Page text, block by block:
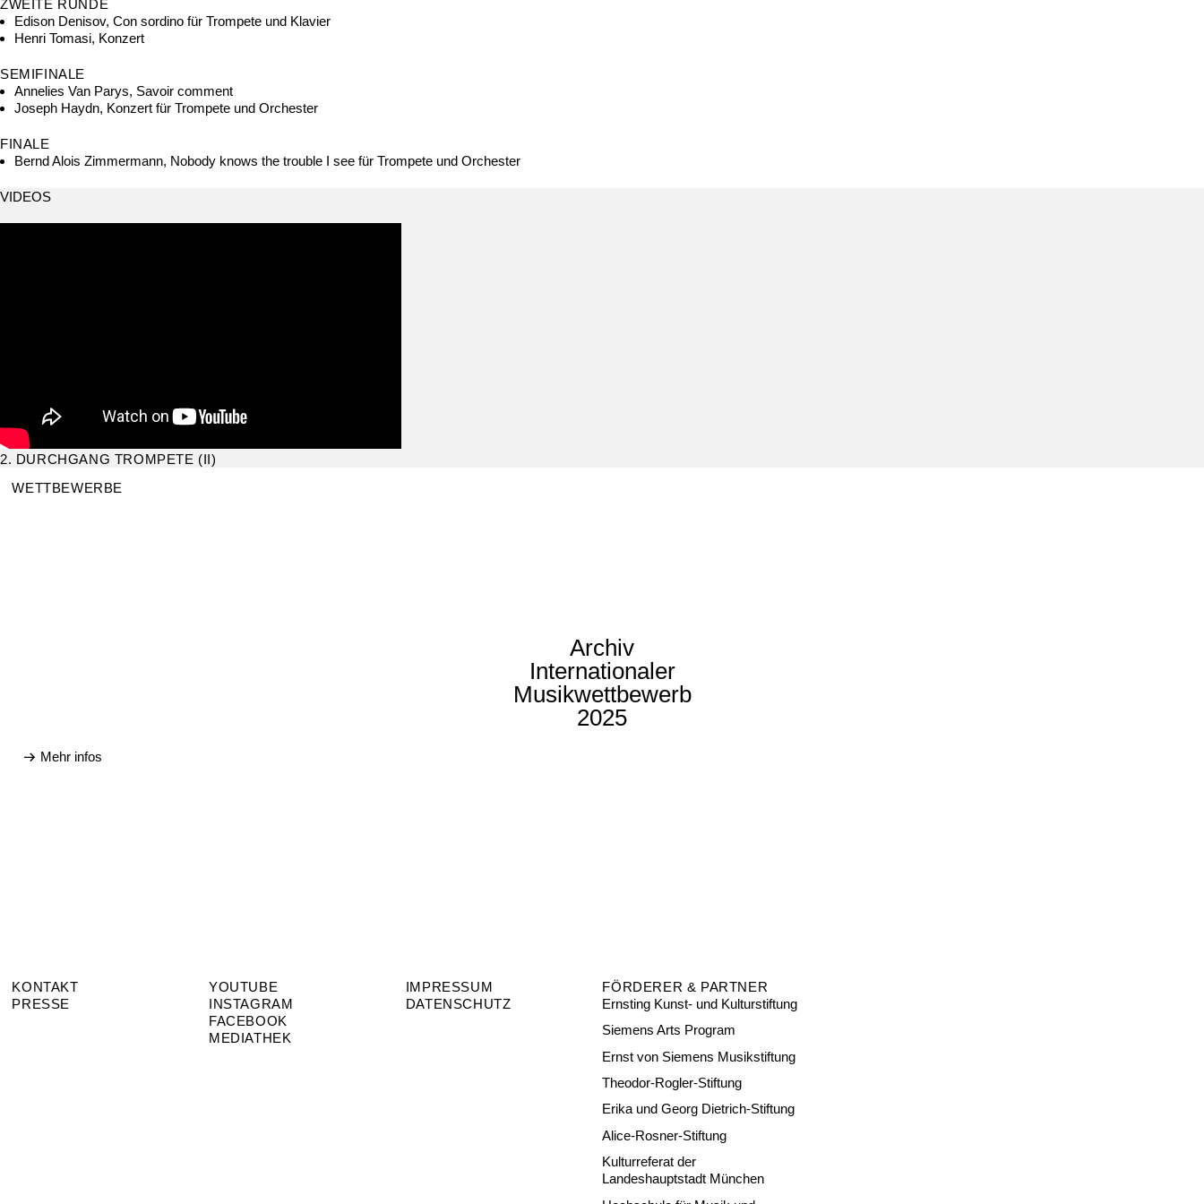
ZWEITE RUNDE
Edison Denisov, Con sordino für Trompete und Klavier
Henri Tomasi, Konzert
SEMIFINALE
Annelies Van Parys, Savoir comment
Joseph Haydn, Konzert für Trompete und Orchester
FINALE
Bernd Alois Zimmermann, Nobody knows the trouble I see für Trompete und Orchester
VIDEOS
2. DURCHGANG TROMPETE (II)
WETTBEWERBE
Archiv
Internationaler
Musikwettbewerb
2025
Mehr infos
KONTAKT
PRESSE
YOUTUBE
INSTAGRAM
FACEBOOK
MEDIATHEK
IMPRESSUM
DATENSCHUTZ
FÖRDERER & PARTNER
Ernsting Kunst- und Kulturstiftung
Siemens Arts Program
Ernst von Siemens Musikstiftung
Theodor-Rogler-Stiftung
Erika und Georg Dietrich-Stiftung
Alice-Rosner-Stiftung
Kulturreferat der
Landeshauptstadt München